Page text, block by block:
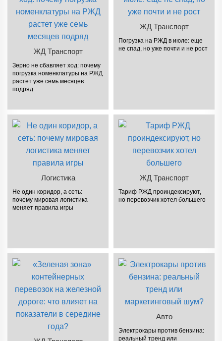
ЖД Транспорт
Зерно не сбавляет ход: почему
погрузка номенклатуры на РЖД
растет уже семь месяцев
подряд
ЖД Транспорт
Погрузка на РЖД в июле: еще
не спад, но уже почти и не рост
Логистика
Не один коридор, а сеть:
почему мировая логистика
меняет правила игры
ЖД Транспорт
Тариф РЖД проиндексируют,
но перевозчик хотел большего
Авто
Электрокары против бензина:
реальный тренд или